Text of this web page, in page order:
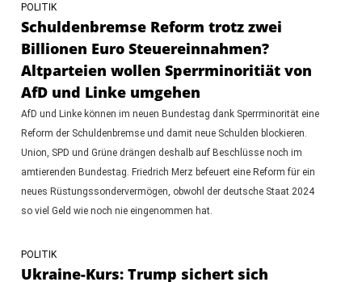
POLITIK
Schuldenbremse Reform trotz zwei
Billionen Euro Steuereinnahmen?
Altparteien wollen Sperrminoritiät von
AfD und Linke umgehen
AfD und Linke können im neuen Bundestag dank Sperrminorität eine
Reform der Schuldenbremse und damit neue Schulden blockieren.
Union, SPD und Grüne drängen deshalb auf Beschlüsse noch im
amtierenden Bundestag. Friedrich Merz befeuert eine Reform für ein
neues Rüstungssondervermögen, obwohl der deutsche Staat 2024
so viel Geld wie noch nie eingenommen hat.
POLITIK
Ukraine-Kurs: Trump sichert sich